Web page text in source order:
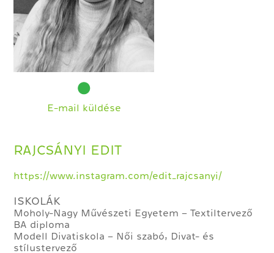
E-mail küldése
RAJCSÁNYI EDIT
https://www.instagram.com/edit_rajcsanyi/
ISKOLÁK
Moholy-Nagy Művészeti Egyetem – Textiltervező
BA diploma
Modell Divatiskola – Női szabó, Divat- és
stílustervező